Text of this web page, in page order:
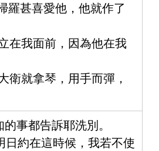
羅甚喜愛他，他就作了
在我面前，因為他在我
衛就拿琴，用手而彈，
事都告訴耶洗別。
日約在這時候，我若不使